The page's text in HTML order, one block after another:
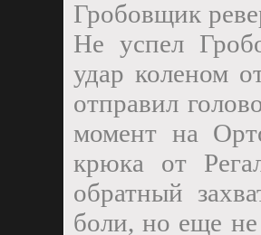
Гробовщик
Не успел
удар коленом
отправил
момент на
крюка от
обратный
боли, но еще не